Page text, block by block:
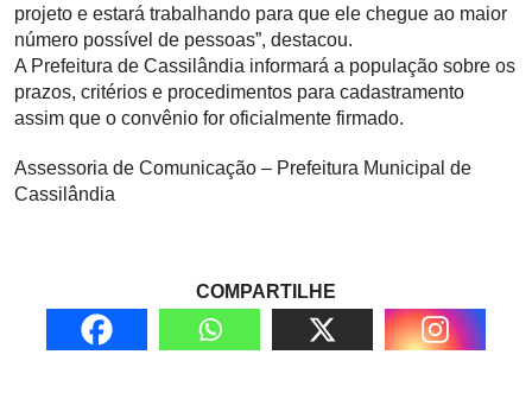
projeto e estará trabalhando para que ele chegue ao maior
número possível de pessoas”, destacou.
A Prefeitura de Cassilândia informará a população sobre os
prazos, critérios e procedimentos para cadastramento
assim que o convênio for oficialmente firmado.
Assessoria de Comunicação – Prefeitura Municipal de
Cassilândia
COMPARTILHE